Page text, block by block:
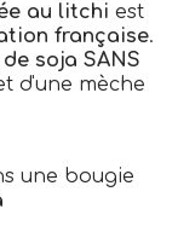
au litchi est
française.
soja SANS
d'une mèche
une bougie